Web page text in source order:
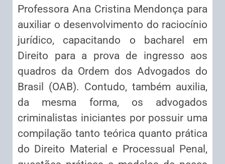
Professora Ana Cristina Mendonça para
auxiliar o desenvolvimento do raciocínio
jurídico, capacitando o bacharel em
Direito para a prova de ingresso aos
quadros da Ordem dos Advogados do
Brasil (OAB). Contudo, também auxilia,
da mesma forma, os advogados
criminalistas iniciantes por possuir uma
compilação tanto teórica quanto prática
do Direito Material e Processual Penal,